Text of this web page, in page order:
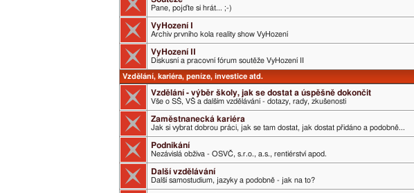
Pane, pojďte si hrát... ;-)
VyHození I
Archiv prvního kola reality show VyHození
VyHození II
Diskusní a pracovní fórum soutěže VyHození II
Vzdělání, kariéra, peníze, investice atd.
Vzdělání - výběr školy, jak se dostat a úspěšně dokončit
Vše o SŠ, VŠ a dalším vzdělávání - dotazy, rady, zkušenosti
Zaměstnanecká kariéra
Jak si vybrat dobrou práci, jak se tam dostat, jak dostat přidáno a podobně...
Podnikání
Nezávislá obživa - OSVČ, s.r.o., a.s., rentiérství apod.
Další vzdělávání
Další samostudium, jazyky a podobně - jak na to?